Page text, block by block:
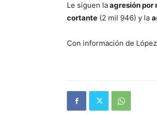
Le siguen laagresión por
cortante (2 mil 946) y la
Con información de